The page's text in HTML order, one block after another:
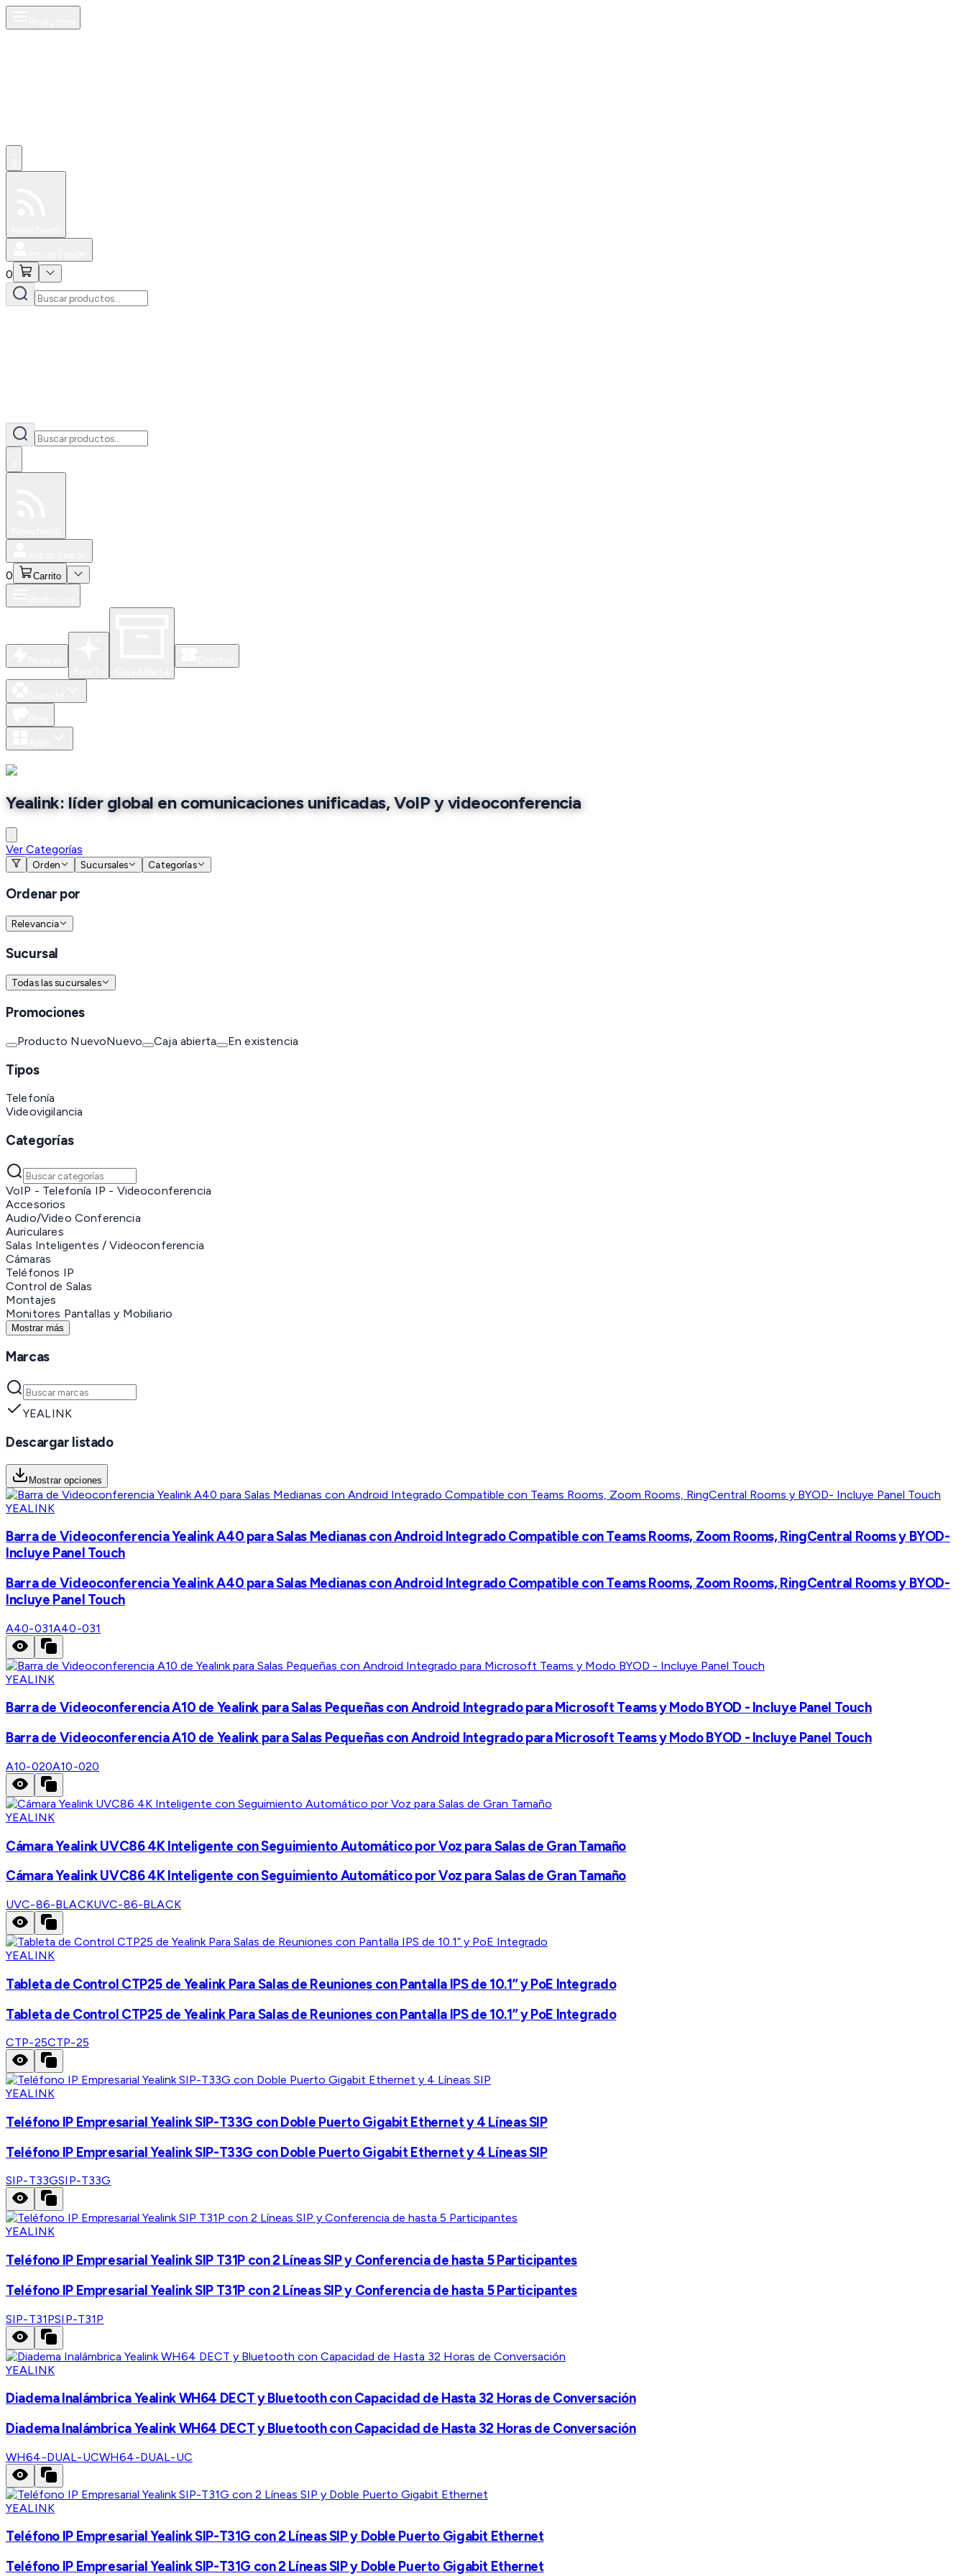
0
0 Carrito
Yealink: líder global en comunicaciones unificadas, VoIP y videoconferencia
Ver Categorías
Orden Sucursales Categorías
Ordenar por
Relevancia
Sucursal
Todas las sucursales
Promociones
Producto NuevoNuevo Caja abierta En existencia
Tipos
Telefonía
Videovigilancia
Categorías
VoIP - Telefonía IP - Videoconferencia
Accesorios
Audio/Video Conferencia
Auriculares
Salas Inteligentes / Videoconferencia
Cámaras
Teléfonos IP
Control de Salas
Montajes
Monitores Pantallas y Mobiliario
Mostrar más
Marcas
YEALINK
Descargar listado
Mostrar opciones
YEALINK
Barra de Videoconferencia Yealink A40 para Salas Medianas con Android Integrado Compatible con Teams Rooms, Zoom Rooms, RingCentral Rooms y BYOD-
Incluye Panel Touch
Barra de Videoconferencia Yealink A40 para Salas Medianas con Android Integrado Compatible con Teams Rooms, Zoom Rooms, RingCentral Rooms y BYOD-
Incluye Panel Touch
A40-031A40-031
YEALINK
Barra de Videoconferencia A10 de Yealink para Salas Pequeñas con Android Integrado para Microsoft Teams y Modo BYOD - Incluye Panel Touch
Barra de Videoconferencia A10 de Yealink para Salas Pequeñas con Android Integrado para Microsoft Teams y Modo BYOD - Incluye Panel Touch
A10-020A10-020
YEALINK
Cámara Yealink UVC86 4K Inteligente con Seguimiento Automático por Voz para Salas de Gran Tamaño
Cámara Yealink UVC86 4K Inteligente con Seguimiento Automático por Voz para Salas de Gran Tamaño
UVC-86-BLACKUVC-86-BLACK
YEALINK
Tableta de Control CTP25 de Yealink Para Salas de Reuniones con Pantalla IPS de 10.1” y PoE Integrado
Tableta de Control CTP25 de Yealink Para Salas de Reuniones con Pantalla IPS de 10.1” y PoE Integrado
CTP-25CTP-25
YEALINK
Teléfono IP Empresarial Yealink SIP-T33G con Doble Puerto Gigabit Ethernet y 4 Líneas SIP
Teléfono IP Empresarial Yealink SIP-T33G con Doble Puerto Gigabit Ethernet y 4 Líneas SIP
SIP-T33GSIP-T33G
YEALINK
Teléfono IP Empresarial Yealink SIP T31P con 2 Líneas SIP y Conferencia de hasta 5 Participantes
Teléfono IP Empresarial Yealink SIP T31P con 2 Líneas SIP y Conferencia de hasta 5 Participantes
SIP-T31PSIP-T31P
YEALINK
Diadema Inalámbrica Yealink WH64 DECT y Bluetooth con Capacidad de Hasta 32 Horas de Conversación
Diadema Inalámbrica Yealink WH64 DECT y Bluetooth con Capacidad de Hasta 32 Horas de Conversación
WH64-DUAL-UCWH64-DUAL-UC
YEALINK
Teléfono IP Empresarial Yealink SIP-T31G con 2 Líneas SIP y Doble Puerto Gigabit Ethernet
Teléfono IP Empresarial Yealink SIP-T31G con 2 Líneas SIP y Doble Puerto Gigabit Ethernet